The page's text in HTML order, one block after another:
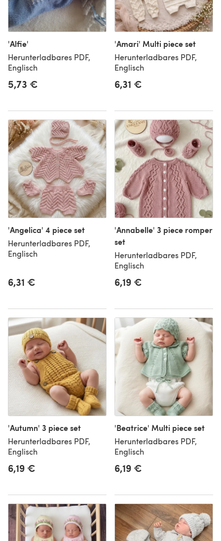
'Alfie'
Herunterladbares PDF,
Englisch
5,73 €
'Amari' Multi piece set
Herunterladbares PDF,
Englisch
6,31 €
'Angelica' 4 piece set
Herunterladbares PDF,
Englisch
6,31 €
'Annabelle' 3 piece romper
set
Herunterladbares PDF,
Englisch
6,19 €
'Autumn' 3 piece set
Herunterladbares PDF,
Englisch
6,19 €
'Beatrice' Multi piece set
Herunterladbares PDF,
Englisch
6,19 €